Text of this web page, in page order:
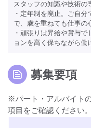
スタッフの知識や技術の
・定年制を廃止。ご自
で、歳を重ねても仕事の
・頑張りは昇給や賞与
ョンを高く保ちながら働
募集要項
※パート・アルバイト
項目をご確認ください。